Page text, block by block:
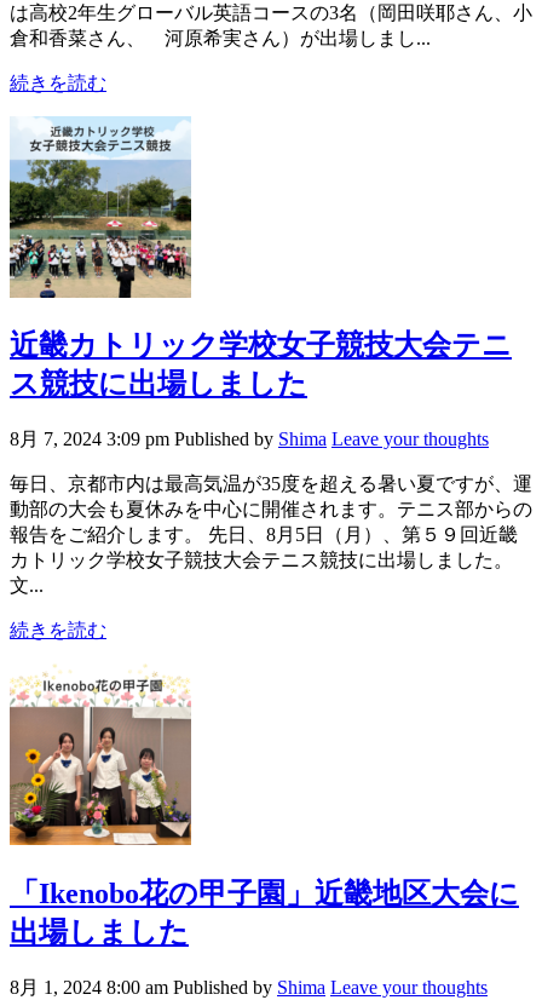
は高校2年生グローバル英語コースの3名（岡田咲耶さん、小
倉和香菜さん、 河原希実さん）が出場しまし...
続きを読む
近畿カトリック学校女子競技大会テニ
ス競技に出場しました
8月 7, 2024 3:09 pm Published by Shima Leave your thoughts
毎日、京都市内は最高気温が35度を超える暑い夏ですが、運
動部の大会も夏休みを中心に開催されます。テニス部からの
報告をご紹介します。 先日、8月5日（月）、第５９回近畿
カトリック学校女子競技大会テニス競技に出場しました。
文...
続きを読む
「Ikenobo花の甲子園」近畿地区大会に
出場しました
8月 1, 2024 8:00 am Published by Shima Leave your thoughts